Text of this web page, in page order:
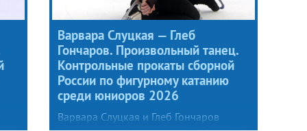
Варвара Слуцкая — Глеб
Гончаров. Произвольный танец.
Контрольные прокаты сборной
России по фигурному катанию
среди юниоров 2026
Варвара Слуцкая и Глеб Гончаров